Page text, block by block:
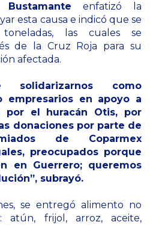
enfatizó la
esta causa e indicó que se
las cuales se
de la Cruz Roja para su
afectada.
solidarizarnos como
empresarios en apoyo a
por el huracán Otis, por
donaciones por parte de
de Coparmex
preocupados porque
en Guerrero; queremos
subrayó.
se entregó alimento no
atún, frijol, arroz, aceite,